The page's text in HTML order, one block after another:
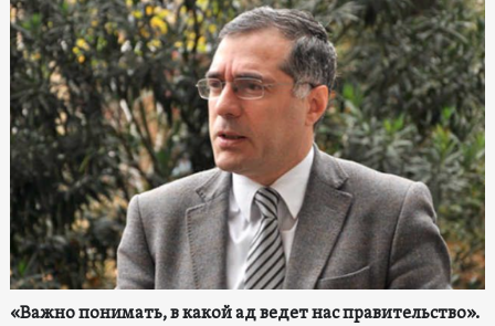
«Важно понимать, в какой ад ведет нас правительство».